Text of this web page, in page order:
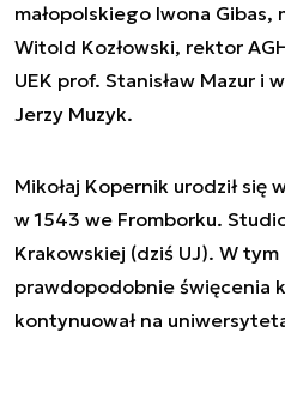
małopolskiego Iwona Gibas,
Witold Kozłowski, rektor
UEK prof. Stanisław Mazur i
Jerzy Muzyk.
Mikołaj Kopernik urodził się
w 1543 we Fromborku.
Krakowskiej (dziś UJ). W tym
prawdopodobnie święcenia
kontynuował na